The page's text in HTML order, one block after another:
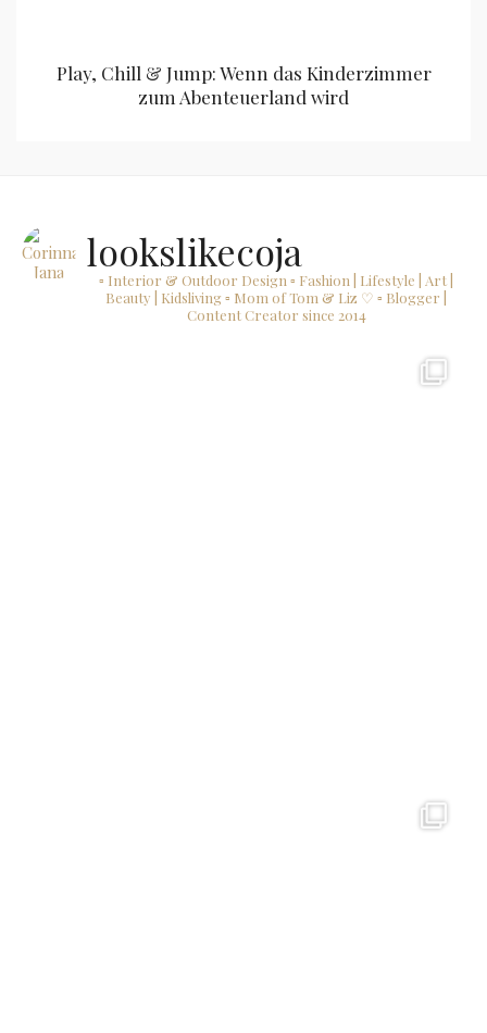
Play, Chill & Jump: Wenn das Kinderzimmer
zum Abenteuerland wird
lookslikecoja
▫ Interior & Outdoor Design ▫ Fashion | Lifestyle | Art |
Beauty | Kidsliving▫ Mom of Tom & Liz ♡ ▫ Blogger |
Content Creator since 2014